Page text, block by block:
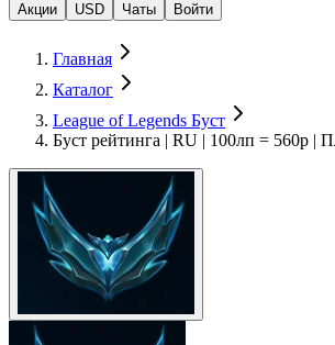
Акции USD Чаты Войти
Главная
Каталог
League of Legends Буст
Буст рейтинга | RU | 100лп = 560р |